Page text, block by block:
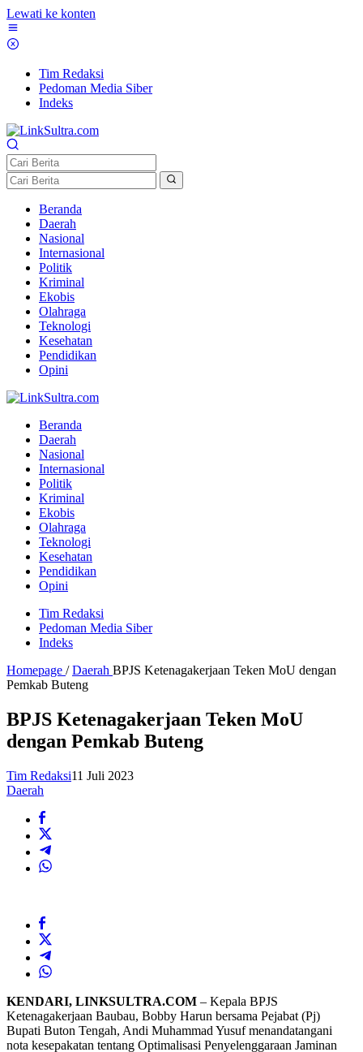
Lewati ke konten
Tim Redaksi
Pedoman Media Siber
Indeks
Beranda
Daerah
Nasional
Internasional
Politik
Kriminal
Ekobis
Olahraga
Teknologi
Kesehatan
Pendidikan
Opini
Beranda
Daerah
Nasional
Internasional
Politik
Kriminal
Ekobis
Olahraga
Teknologi
Kesehatan
Pendidikan
Opini
Tim Redaksi
Pedoman Media Siber
Indeks
Homepage / Daerah BPJS Ketenagakerjaan Teken MoU dengan
Pemkab Buteng
BPJS Ketenagakerjaan Teken MoU
dengan Pemkab Buteng
Tim Redaksi11 Juli 2023
Daerah
KENDARI, LINKSULTRA.COM – Kepala BPJS
Ketenagakerjaan Baubau, Bobby Harun bersama Pejabat (Pj)
Bupati Buton Tengah, Andi Muhammad Yusuf menandatangani
nota kesepakatan tentang Optimalisasi Penyelenggaraan Jaminan